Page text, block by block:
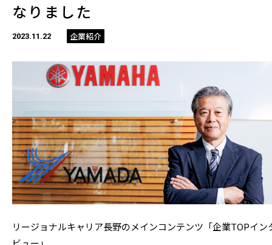
なりました
2023.11.22 企業紹介
リージョナルキャリア長野のメインコンテンツ「企業TOPイン